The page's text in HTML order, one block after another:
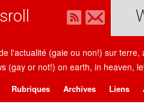
l'actualité (gaie ou non!) sur
(gay or not!) on earth, in heaven,
Rubriques Archives Liens